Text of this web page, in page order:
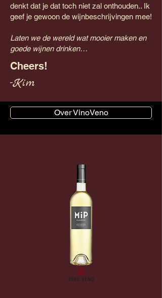
denkt dat je dat toch niet zal onthouden.. Ik
geef je gewoon de wijnbeschrijvingen mee!
Laten we de wereld wat mooier maken en
goede wijnen drinken…
Cheers!
-Kim
Over VinoVeno